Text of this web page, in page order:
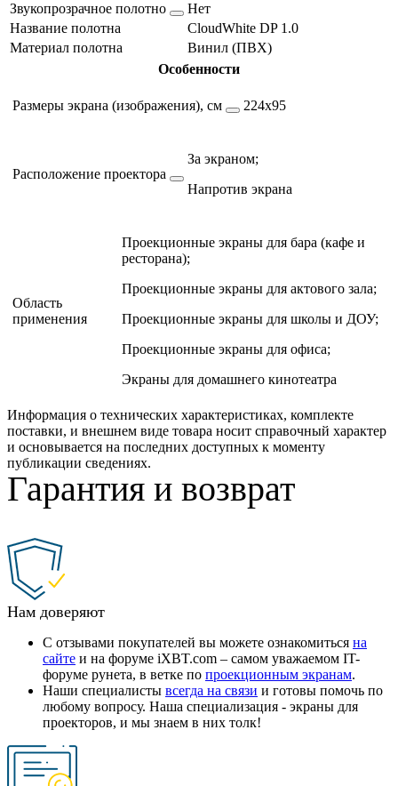
Звукопрозрачное полотно
Нет
Название полотна
CloudWhite DP 1.0
Материал полотна
Винил (ПВХ)
Особенности
Размеры экрана (изображения), см 224х95
Расположение проектора
За экраном;
Напротив экрана
Область
применения
Проекционные экраны для бара (кафе и
ресторана);
Проекционные экраны для актового зала;
Проекционные экраны для школы и ДОУ;
Проекционные экраны для офиса;
Экраны для домашнего кинотеатра
Информация о технических характеристиках, комплекте
поставки, и внешнем виде товара носит справочный характер
и основывается на последних доступных к моменту
публикации сведениях.
Гарантия и возврат
Нам доверяют
С отзывами покупателей вы можете ознакомиться на
сайте и на форуме iXBT.com – самом уважаемом IT-
форуме рунета, в ветке по проекционным экранам.
Наши специалисты всегда на связи и готовы помочь по
любому вопросу. Наша специализация - экраны для
проекторов, и мы знаем в них толк!